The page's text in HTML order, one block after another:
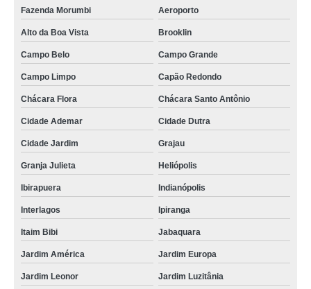
Fazenda Morumbi Aeroporto
Alto da Boa Vista Brooklin
Campo Belo Campo Grande
Campo Limpo Capão Redondo
Chácara Flora Chácara Santo Antônio
Cidade Ademar Cidade Dutra
Cidade Jardim Grajau
Granja Julieta Heliópolis
Ibirapuera Indianópolis
Interlagos Ipiranga
Itaim Bibi Jabaquara
Jardim América Jardim Europa
Jardim Leonor Jardim Luzitânia